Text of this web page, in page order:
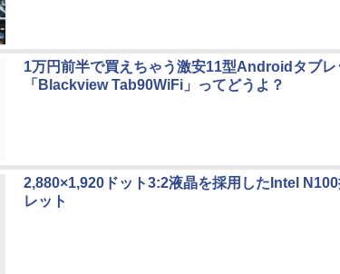
1万円前半で買えちゃう激安11型Androidタブレ
「Blackview Tab90WiFi」ってどうよ？
2,880×1,920ドット3:2液晶を採用したIntel
レット